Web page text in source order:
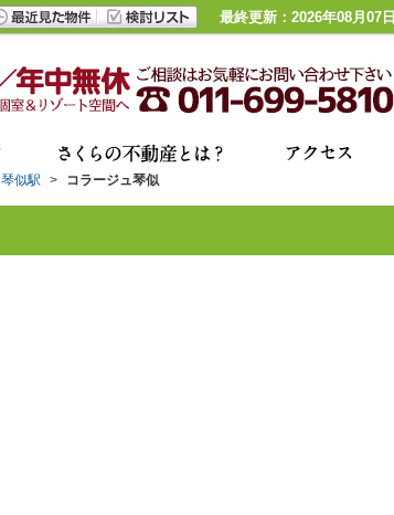
最終更新：2026年08月07日
琴似駅 > コラージュ琴似